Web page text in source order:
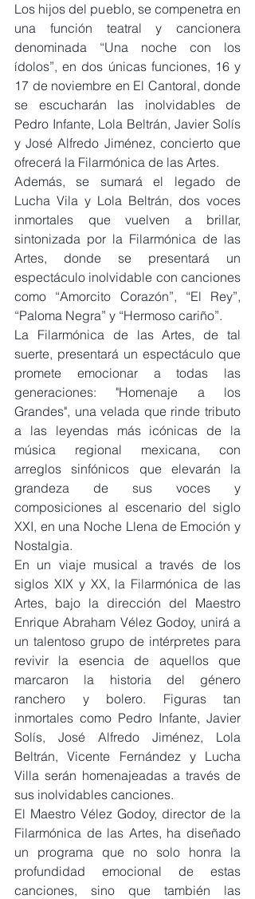
Los hijos del pueblo, se compenetra en
una función teatral y cancionera
denominada “Una noche con los
ídolos”, en dos únicas funciones, 16 y
17 de noviembre en El Cantoral, donde
se escucharán las inolvidables de
Pedro Infante, Lola Beltrán, Javier Solís
y José Alfredo Jiménez, concierto que
ofrecerá la Filarmónica de las Artes.
Además, se sumará el legado de
Lucha Vila y Lola Beltrán, dos voces
inmortales que vuelven a brillar,
sintonizada por la Filarmónica de las
Artes, donde se presentará un
espectáculo inolvidable con canciones
como “Amorcito Corazón”, “El Rey”,
“Paloma Negra” y “Hermoso cariño”.
La Filarmónica de las Artes, de tal
suerte, presentará un espectáculo que
promete emocionar a todas las
generaciones: "Homenaje a los
Grandes", una velada que rinde tributo
a las leyendas más icónicas de la
música regional mexicana, con
arreglos sinfónicos que elevarán la
grandeza de sus voces y
composiciones al escenario del siglo
XXI, en una Noche Llena de Emoción y
Nostalgia.
En un viaje musical a través de los
siglos XIX y XX, la Filarmónica de las
Artes, bajo la dirección del Maestro
Enrique Abraham Vélez Godoy, unirá a
un talentoso grupo de intérpretes para
revivir la esencia de aquellos que
marcaron la historia del género
ranchero y bolero. Figuras tan
inmortales como Pedro Infante, Javier
Solís, José Alfredo Jiménez, Lola
Beltrán, Vicente Fernández y Lucha
Villa serán homenajeadas a través de
sus inolvidables canciones.
El Maestro Vélez Godoy, director de la
Filarmónica de las Artes, ha diseñado
un programa que no solo honra la
profundidad emocional de estas
canciones, sino que también las